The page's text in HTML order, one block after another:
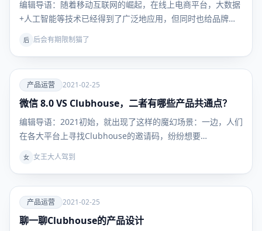
编辑导语：随着移动互联网的崛起，在线上电商平台，大数据
+人工智能等技术已经得到了广泛地应用，但同时也给品牌商
后 后会有期限制猫了
爱
产品运
营
产品运营 2021-02-25
微信 8.0 VS Clubhouse，二者有哪些产品共通点？
编辑导语：2021初始，就出现了这样的魔幻场景：一边，人们
在各大平台上寻找Clubhouse的邀请码，纷纷想要…
女 女王大人驾到
爱
产品运
产品运营 2021-02-25
聊一聊Clubhouse的产品设计